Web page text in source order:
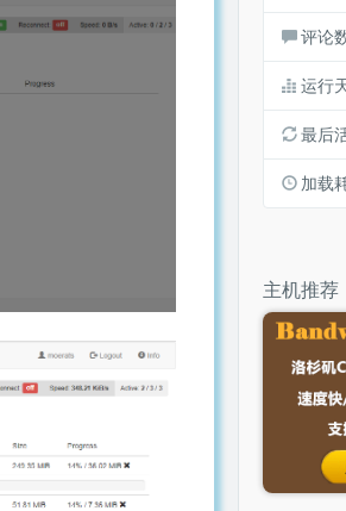
评论
运行
最后
加载
主机推荐